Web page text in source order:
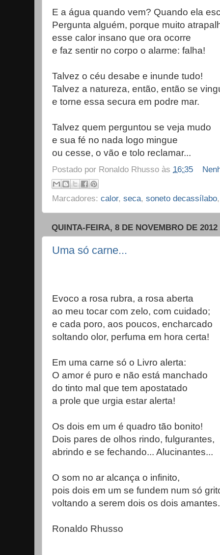
E a água quando vem? Quando ela
Pergunta alguém, porque muito
esse calor insano que ora ocorre
e faz sentir no corpo o alarme: falha!
Talvez o céu desabe e inunde tudo!
Talvez a natureza, então, então se
e torne essa secura em podre mar.
Talvez quem perguntou se veja mudo
e sua fé no nada logo mingue
ou cesse, o vão e tolo reclamar...
Postado por Ronaldo Rhusso às 16:35
Marcadores: calor, seca, soneto decassílabo
QUINTA-FEIRA, 8 DE NOVEMBRO DE 2012
Uma só carne...
Evoco a rosa rubra, a rosa aberta
ao meu tocar com zelo, com cuidado;
e cada poro, aos poucos, encharcado
soltando olor, perfuma em hora certa!
Em uma carne só o Livro alerta:
O amor é puro e não está manchado
do tinto mal que tem apostatado
a prole que urgia estar alerta!
Os dois em um é quadro tão bonito!
Dois pares de olhos rindo, fulgurantes,
abrindo e se fechando... Alucinantes...
O som no ar alcança o infinito,
pois dois em um se fundem num só
voltando a serem dois os dois
Ronaldo Rhusso